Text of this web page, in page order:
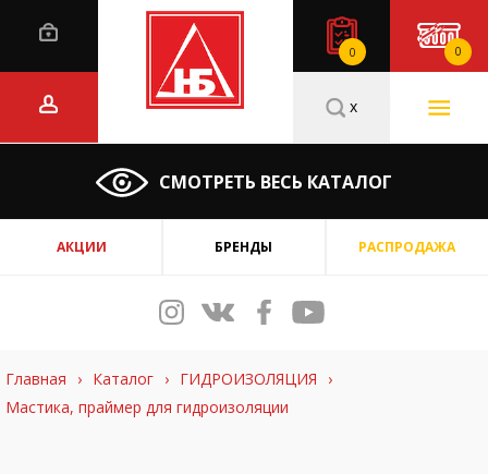
0 0
СМОТРЕТЬ ВЕСЬ КАТАЛОГ
x
АКЦИИ БРЕНДЫ РАСПРОДАЖА
Главная › Каталог › ГИДРОИЗОЛЯЦИЯ
›
Мастика, праймер для гидроизоляции